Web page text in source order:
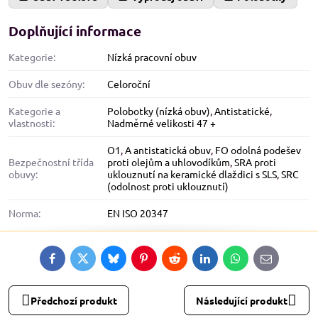
Doplňující informace
Kategorie: Nízká pracovní obuv
Obuv dle sezóny: Celoroční
Kategorie a
vlastnosti:
Polobotky (nízká obuv),Antistatické,
Nadměrné velikosti 47 +
Bezpečnostní třída
obuvy:
O1,A antistatická obuv, FO odolná podešev
proti olejům a uhlovodíkům,SRA proti
uklouznutí na keramické dlaždici s SLS,SRC
(odolnost proti uklouznutí)
Norma: EN ISO 20347
FacebookTwitterBlueskyPinterestRedditLinkedInWhatsApp
E-
mail
Předchozí produkt Následující produkt